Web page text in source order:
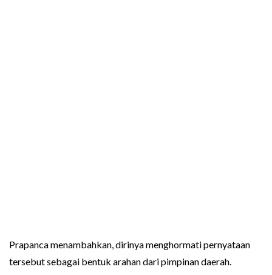
Prapanca menambahkan, dirinya menghormati pernyataan
tersebut sebagai bentuk arahan dari pimpinan daerah.